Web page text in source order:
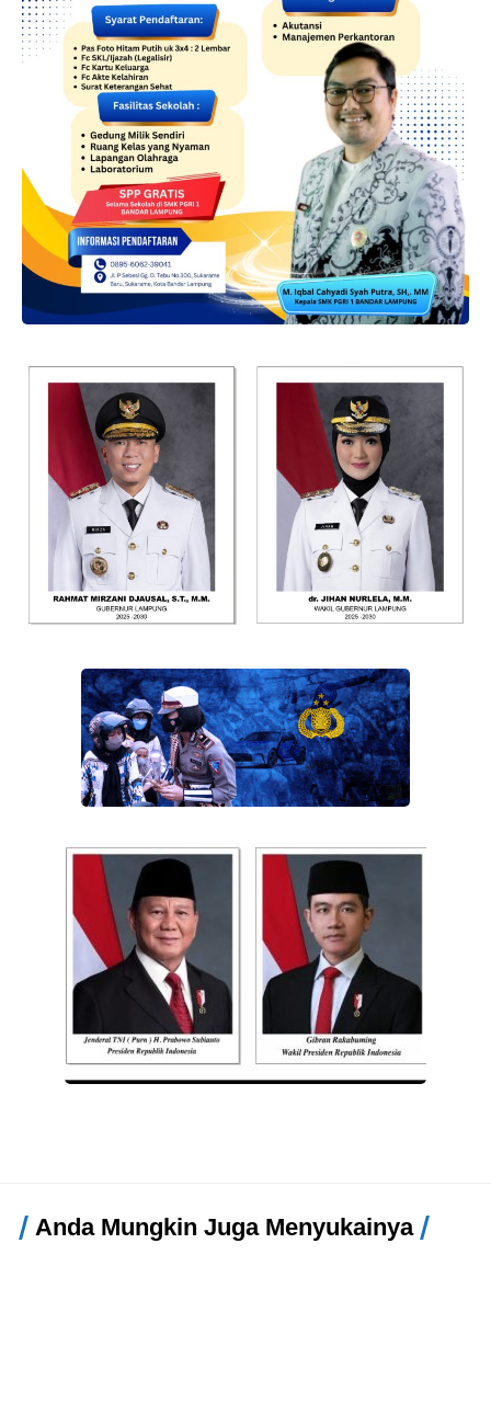
Anda Mungkin Juga Menyukainya